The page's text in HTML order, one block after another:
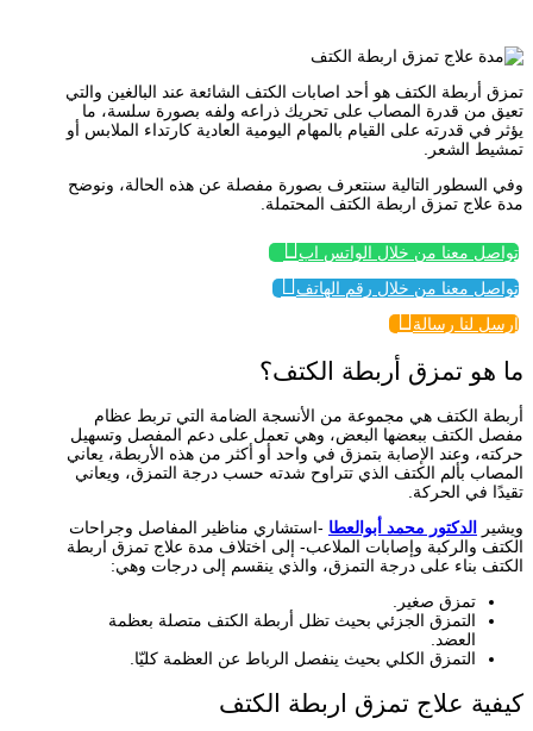
تمزق أربطة الكتف هو أحد اصابات الكتف الشائعة عند البالغين والتي
تعيق من قدرة المصاب على تحريك ذراعه ولفه بصورة سلسة، ما
يؤثر في قدرته على القيام بالمهام اليومية العادية كارتداء الملابس أو
تمشيط الشعر.
وفي السطور التالية سنتعرف بصورة مفصلة عن هذه الحالة، ونوضح
مدة علاج تمزق اربطة الكتف المحتملة.
تواصل معنا من خلال الواتس اب
تواصل معنا من خلال رقم الهاتف
إرسل لنا رسالة
ما هو تمزق أربطة الكتف؟
أربطة الكتف هي مجموعة من الأنسجة الضامة التي تربط عظام
مفصل الكتف ببعضها البعض، وهي تعمل على دعم المفصل وتسهيل
حركته، وعند الإصابة بتمزق في واحد أو أكثر من هذه الأربطة، يعاني
المصاب بألم الكتف الذي تتراوح شدته حسب درجة التمزق، ويعاني
تقيدًا في الحركة.
ويشير
الدكتور محمد أبوالعطا -استشاري مناظير المفاصل وجراحات
الكتف والركبة وإصابات الملاعب- إلى اختلاف مدة علاج تمزق اربطة
الكتف بناء على درجة التمزق، والذي ينقسم إلى درجات وهي:
تمزق صغير.
التمزق الجزئي بحيث تظل أربطة الكتف متصلة بعظمة
العضد.
التمزق الكلي بحيث ينفصل الرباط عن العظمة كليّا.
كيفية علاج تمزق اربطة الكتف